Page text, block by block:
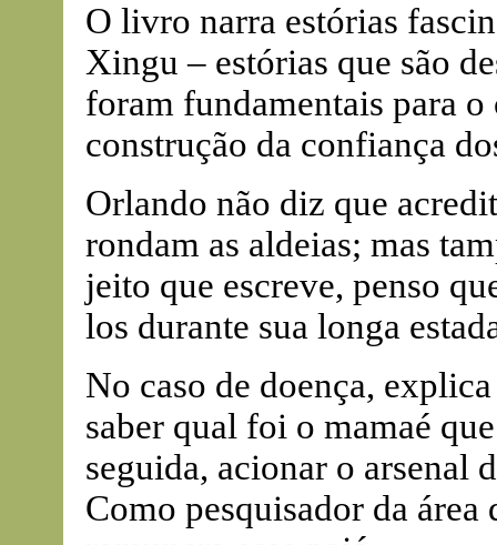
O livro narra estórias
Xingu – estórias que são
foram fundamentais para o
construção da confiança
Orlando não diz que
rondam as aldeias; mas
jeito que escreve, penso
los durante sua longa
No caso de doença,
saber qual foi o mamaé
seguida, acionar o arsenal
Como pesquisador da